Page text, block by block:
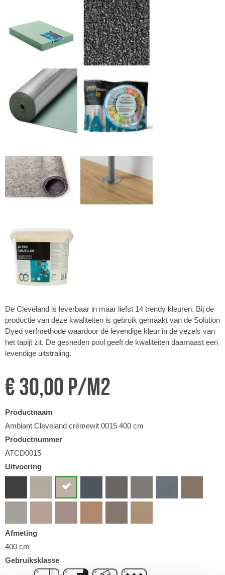
De Cleveland is leverbaar in maar liefst 14 trendy kleuren. Bij de
productie van deze kwaliteiten is gebruik gemaakt van de Solution
Dyed verfmethode waardoor de levendige kleur in de vezels van
het tapijt zit. De gesneden pool geeft de kwaliteiten daarnaast een
levendige uitstraling.
€ 30,00 p/m2
Productnaam
Ambiant Cleveland crèmewit 0015 400 cm
Productnummer
ATCD0015
Uitvoering
Afmeting
400 cm
Gebruiksklasse